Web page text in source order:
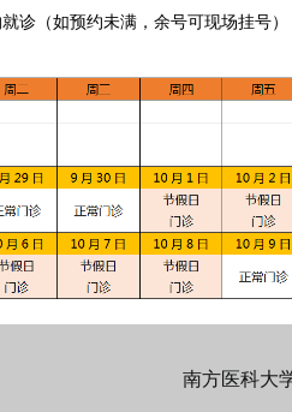
诊（如预约未满，余号可现场挂号
南方医科大